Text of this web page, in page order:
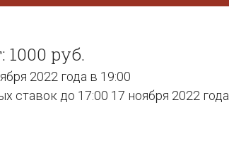
1000 руб.
2022 года в 19:00
ставок до 17:00 17 ноября 2022 года